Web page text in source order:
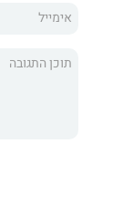
המושלמת מעבר